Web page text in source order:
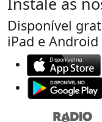
Disponível
iPad e Android